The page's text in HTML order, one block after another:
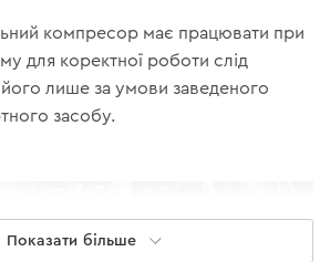
компресор має працювати при
для коректної роботи слід
лише за умови заведеного
засобу.
Показати більше